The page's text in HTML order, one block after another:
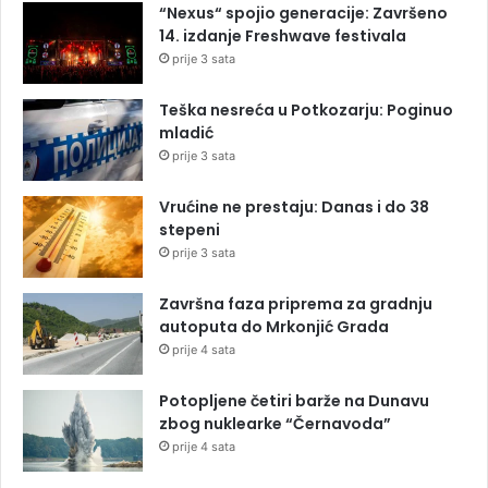
“Nexus“ spojio generacije: Završeno
14. izdanje Freshwave festivala
prije 3 sata
Teška nesreća u Potkozarju: Poginuo
mladić
prije 3 sata
Vrućine ne prestaju: Danas i do 38
stepeni
prije 3 sata
Završna faza priprema za gradnju
autoputa do Mrkonjić Grada
prije 4 sata
Potopljene četiri barže na Dunavu
zbog nuklearke “Černavoda”
prije 4 sata